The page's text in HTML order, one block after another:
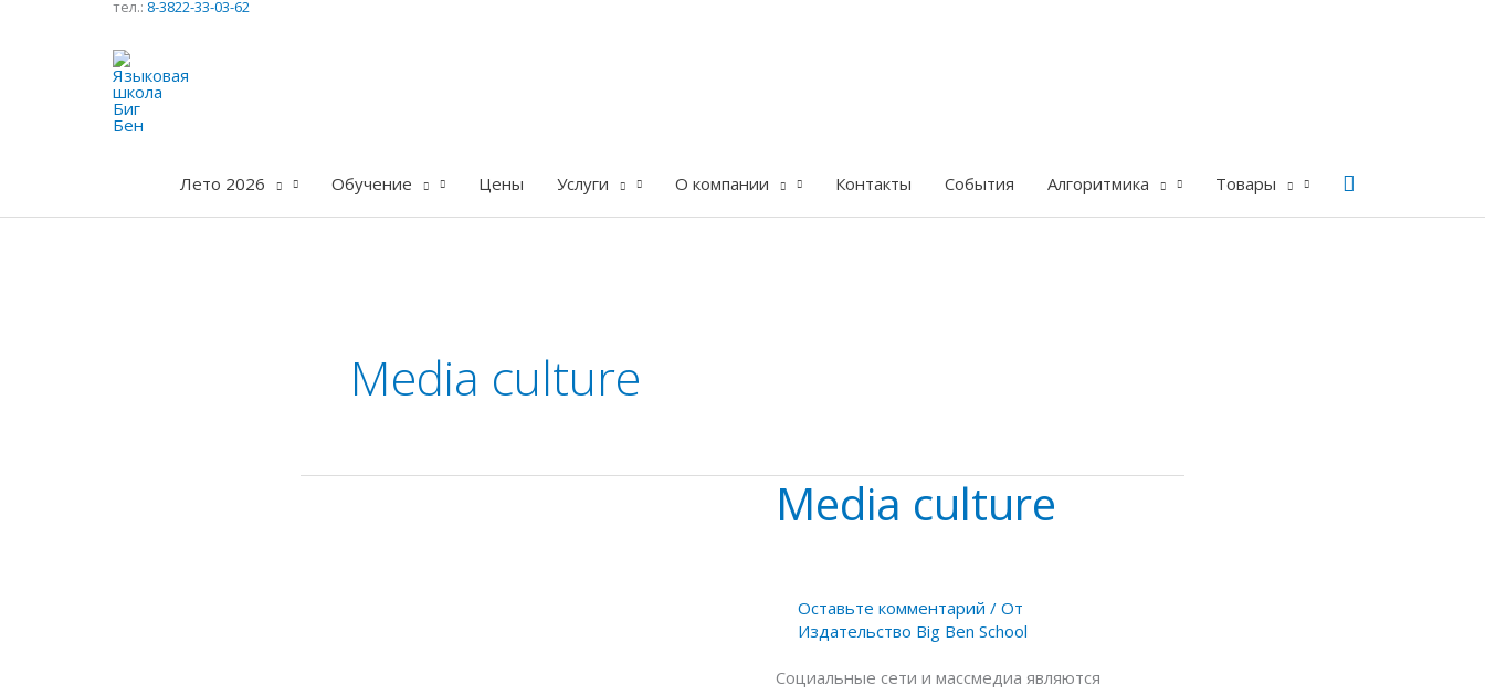
тел.: 8-3822-33-03-62
Лето 2026 Обучение Цены Услуги О компании Контакты События Алгоритмика Товары Поиск
Media culture
Media culture
Оставьте комментарий / От
Издательство Big Ben School
Социальные сети и массмедиа являются
Media
culture